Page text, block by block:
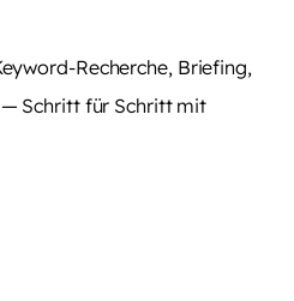
Recherche, Briefing,
Schritt für Schritt mit